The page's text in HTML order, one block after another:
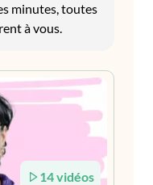
minutes, toutes
à vous.
14 vidéos